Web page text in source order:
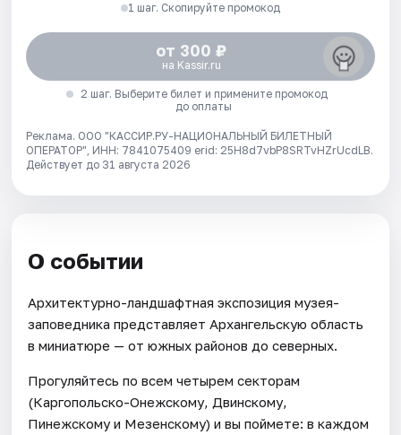
1 шаг. Скопируйте промокод
от 300 ₽
на Kassir.ru
2 шаг. Выберите билет и примените промокод
до оплаты
Реклама. ООО "КАССИР.РУ-НАЦИОНАЛЬНЫЙ БИЛЕТНЫЙ
ОПЕРАТОР", ИНН: 7841075409 erid: 25H8d7vbP8SRTvHZrUcdLB.
Действует до 31 августа 2026
О событии
Архитектурно-ландшафтная экспозиция музея-
заповедника представляет Архангельскую область
в миниатюре — от южных районов до северных.
Прогуляйтесь по всем четырем секторам
(Каргопольско-Онежскому, Двинскому,
Пинежскому и Мезенскому) и вы поймете: в каждом